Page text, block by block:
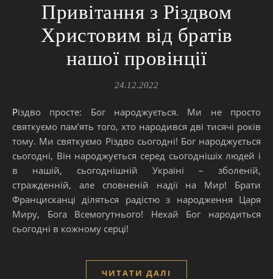
Привітання з Різдвом
Христовим від братів
нашої провінції
24.12.2022
Різдво просте: Бог народжується. Ми не просто
святкуємо пам’ять того, хто народився дві тисячі років
тому. Ми святкуємо Різдво сьогодні! Бог народжується
сьогодні, Він народжується серед сьогоднішіх людей і
в нашій, сьогоднішній Україні – зболеній,
стражденній, але сповненій надії на Мир! Брати
Францисканці діляться радістю з народження Царя
Миру, Бога Всемогутнього! Нехай Бог народиться
сьогодні в кожному серці!
ЧИТАТИ ДАЛІ